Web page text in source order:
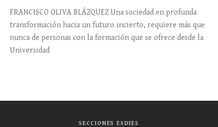
FRANCISCO OLIVA BLÁZQUEZ Una sociedad en profunda
transformación hacia un futuro incierto, requiere más que
nunca de personas con la formación que se ofrece desde la
Universidad
SECCIONES ESDIES